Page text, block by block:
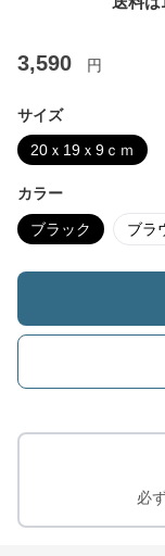
3,590 円
サイズ
20ｘ19ｘ9ｃｍ
カラー
ブラック ブラ
必